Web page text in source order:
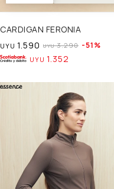
CARDIGAN FERONIA
UYU 1.590 UYU 3.290 51
UYU 1.352